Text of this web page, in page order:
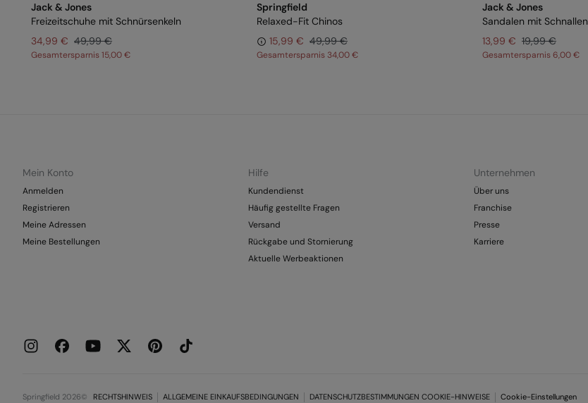
Jack & Jones
Freizeitschuhe mit Schnürsenkeln
34,99 € 49,99 €
Gesamtersparnis15,00 €
Springfield
Relaxed-Fit Chinos
15,99 € 49,99 €
Gesamtersparnis 34,00 €
Jack & Jones
Sandalen mit Schnallen
13,99 € 19,99 €
Gesamtersparnis6,00 €
Mein Konto
Anmelden
Registrieren
Meine Adressen
Meine Bestellungen
Hilfe
Kundendienst
Häufig gestellte Fragen
Versand
Rückgabe und Stornierung
Aktuelle Werbeaktionen
Unternehmen
Über uns
Franchise
Presse
Karriere
Springfield 2026© RECHTSHINWEIS ALLGEMEINE EINKAUFSBEDINGUNGEN DATENSCHUTZBESTIMMUNGEN COOKIE-HINWEISE Cookie-Einstellungen